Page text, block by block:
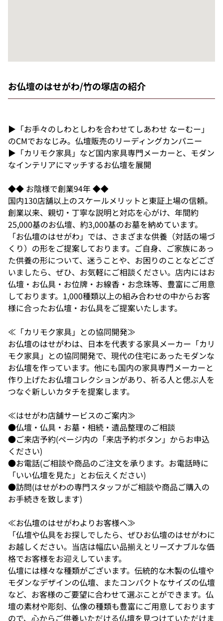
お仏壇のはせがわ/竹の塚店の紹介
▶「お手々のしわとしわを合わせてしあわせ なーむー」
のCMでおなじみ。仏壇販売のリーディングカンパニー
▶「カリモク家具」など国内家具専門メーカーと、モダン
なインテリアにマッチするお仏壇を展開
◆◆ お陰様で創業94年 ◆◆
国内130店舗以上のスケールメリットと東証上場の信頼。
創業以来、親切・丁寧な説明と対応を心がけ、年間約
25,000基のお仏壇、約3,000基のお墓を納めています。
「お仏壇のはせがわ」では、さまざまな供養（対話の場づ
くり）の形をご提案しております。ご自身、ご家族にあっ
た供養の形について、迷うことや、お困りのことなどござ
いましたら、ぜひ、お気軽にご相談ください。店内にはお
仏壇・お仏具・お位牌・お線香・お念珠等、豊富にご用意
しております。1,000種類以上の組み合わせの中からお客
様に合ったお仏壇・お仏具をご提案いたします。
≪「カリモク家具」との協同開発≫
お仏壇のはせがわは、日本を代表する家具メーカー「カリ
モク家具」との協同開発で、現代の住宅にあったモダンな
お仏壇を作っています。他にも国内の家具専門メーカーと
作り上げたお仏壇コレクションがあり、祈る人と偲ぶ人を
つなぐ新しいカタチを提案します。
≪はせがわ店舗サービスのご案内≫
●仏壇・仏具・お墓・相続・遺品整理のご相談
●ご来店予約(ページ内の「来店予約ボタン」からお申込
ください)
●お電話(ご相談や商品のご注文を承ります。お電話時に
「いい仏壇を見た」とお伝えください)
●訪問(はせがわの専門スタッフがご相談や商品ご購入の
お手続きを致します)
≪お仏壇のはせがわよりお客様へ≫
「仏壇や仏具をお探しでしたら、ぜひお仏壇のはせがわに
お越しください。当店は幅広い品揃えとリーズナブルな価
格でお客様をお迎えしています。
仏壇には様々な種類がございます。伝統的な木製の仏壇や
モダンなデザインの仏壇、またコンパクトなサイズの仏壇
など、お客様のご要望に合わせて選ぶことができます。仏
壇の素材や彫刻、仏像の種類も豊富にご用意しております
ので、心からご供養いただける仏壇を見つけていただけま